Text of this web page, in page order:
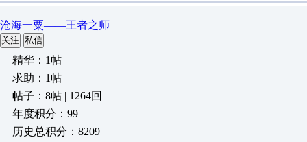
沧海一粟——王者之师
关注 私信
精华：1帖
求助：1帖
帖子：8帖 | 1264回
年度积分：99
历史总积分：8209